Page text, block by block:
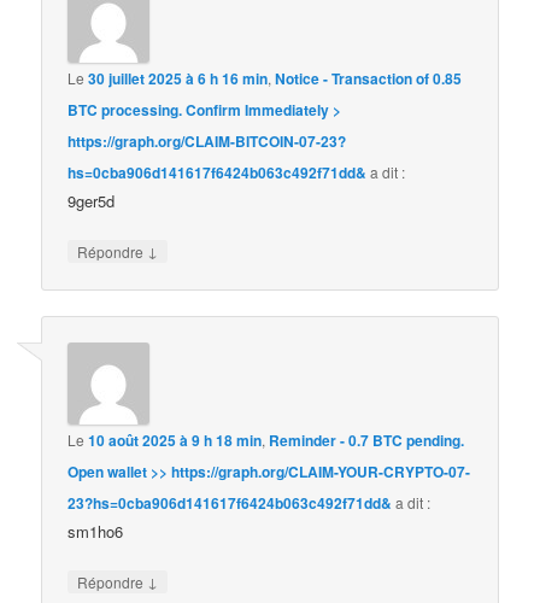
Le30 juillet 2025 à 6 h 16 min,Notice - Transaction of 0.85
BTC processing. Confirm Immediately >
https://graph.org/CLAIM-BITCOIN-07-23?
hs=0cba906d141617f6424b063c492f71dd& a dit :
9ger5d
Répondre ↓
Le10 août 2025 à 9 h 18 min, Reminder - 0.7 BTC pending.
Open wallet >> https://graph.org/CLAIM-YOUR-CRYPTO-07-
23?hs=0cba906d141617f6424b063c492f71dd& a dit :
sm1ho6
Répondre ↓